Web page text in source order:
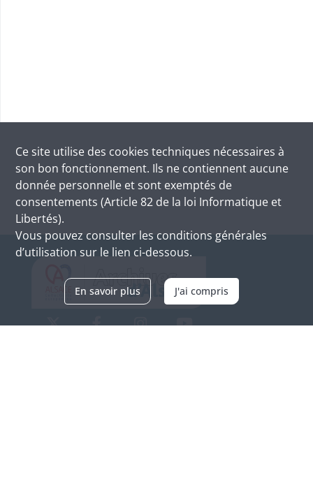
Ce site utilise des cookies techniques nécessaires à
son bon fonctionnement. Ils ne contiennent aucune
donnée personnelle et sont exemptés de
consentements (Article 82 de la loi Informatique et
Libertés).
Vous pouvez consulter les conditions générales
d’utilisation sur le lien ci-dessous.
En savoir plus J'ai compris